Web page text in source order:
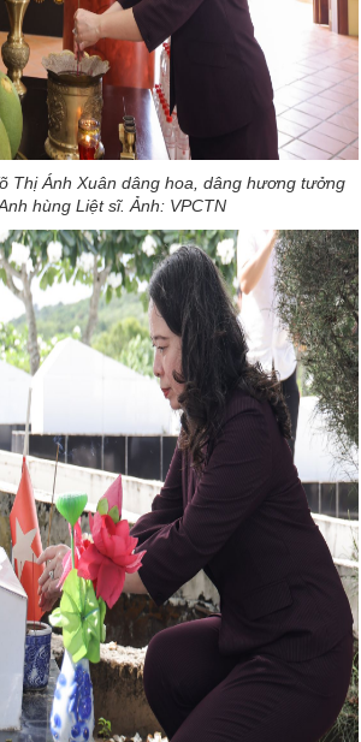
Thị Ánh Xuân dâng hoa, dâng hương tưởng
hùng Liệt sĩ. Ảnh: VPCTN